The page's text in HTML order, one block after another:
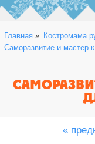
Главная »
Саморазвитие и
«